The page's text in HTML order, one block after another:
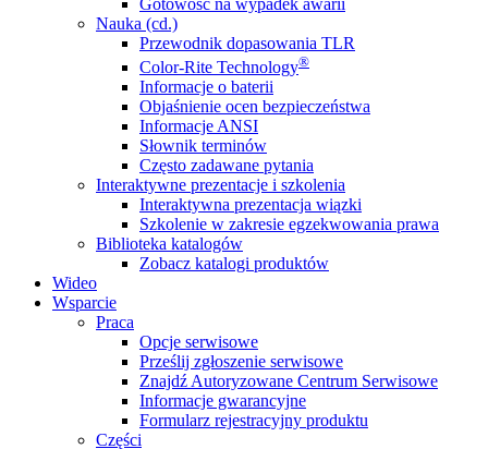
Gotowość na wypadek awarii
Nauka (cd.)
Przewodnik dopasowania TLR
Color-Rite Technology®
Informacje o baterii
Objaśnienie ocen bezpieczeństwa
Informacje ANSI
Słownik terminów
Często zadawane pytania
Interaktywne prezentacje i szkolenia
Interaktywna prezentacja wiązki
Szkolenie w zakresie egzekwowania prawa
Biblioteka katalogów
Zobacz katalogi produktów
Wideo
Wsparcie
Praca
Opcje serwisowe
Prześlij zgłoszenie serwisowe
Znajdź Autoryzowane Centrum Serwisowe
Informacje gwarancyjne
Formularz rejestracyjny produktu
Części